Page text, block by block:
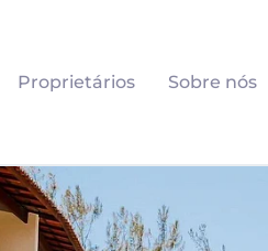
Proprietários Sobre nós